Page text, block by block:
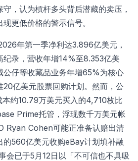
，认为槓杆多头背后潜藏的卖压，
更低价格的警示信号。
年第一季净利达3.896亿美元，
纪录，营收年增14%至8.353亿美
公仔等收藏品业务年增65%为核心
20亿美元股票回购计划。然而，公
约10.79万美元买入的4,710枚比
Prime托管，浮现数千万美元帐
Ryan Cohen可能正准备认赔出清
的560亿美元收购eBay计划填补融
会已于5月12日以「不可信也不具吸